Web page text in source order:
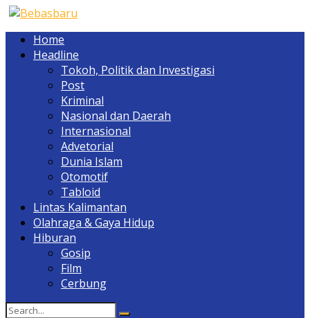
Home
Headline
Tokoh, Politik dan Investigasi
Post
Kriminal
Nasional dan Daerah
Internasional
Advetorial
Dunia Islam
Otomotif
Tabloid
Lintas Kalimantan
Olahraga & Gaya Hidup
Hiburan
Gosip
Film
Cerbung